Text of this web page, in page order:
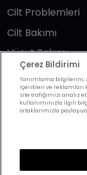
Cilt Problemleri
Cilt Bakımı
Vücut Bakımı
Cilt Bakım
Çerez Bildirimi
Tanımlama bilgilerini;
içerikleri ve reklamları
site trafiğimizi analiz
kullanımınızla ilgili
ortaklarımızla